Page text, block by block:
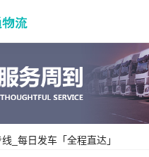
_每日发车「全程直达」